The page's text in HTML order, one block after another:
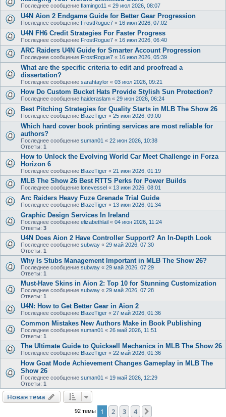
Последнее сообщение flamingo11 « 29 июл 2026, 08:07
U4N Aion 2 Endgame Guide for Better Gear Progression
Последнее сообщение FrostRogue7 « 16 июл 2026, 07:02
U4N FH6 Credit Strategies For Faster Progress
Последнее сообщение FrostRogue7 « 16 июл 2026, 06:40
ARC Raiders U4N Guide for Smarter Account Progression
Последнее сообщение FrostRogue7 « 16 июл 2026, 05:39
What are the specific criteria to edit and proofread a
dissertation?
Последнее сообщение sarahtaylor « 03 июл 2026, 09:21
How Do Custom Bucket Hats Provide Stylish Sun Protection?
Последнее сообщение haideraslam « 29 июн 2026, 06:24
Best Pitching Strategies for Quality Starts in MLB The Show 26
Последнее сообщение BlazeTiger « 25 июн 2026, 09:00
Which hard cover book printing services are most reliable for
authors?
Последнее сообщение suman01 « 22 июн 2026, 10:38
Ответы: 1
How to Unlock the Evolving World Car Meet Challenge in Forza
Horizon 6
Последнее сообщение BlazeTiger « 21 июн 2026, 01:19
MLB The Show 26 Best RTTS Perks for Power Builds
Последнее сообщение lonevessel « 13 июн 2026, 08:01
Arc Raiders Heavy Fuze Grenade Trial Guide
Последнее сообщение BlazeTiger « 13 июн 2026, 01:34
Graphic Design Services In Ireland
Последнее сообщение elizabethlail « 04 июн 2026, 11:24
Ответы: 3
U4N Does Aion 2 Have Controller Support? An In‑Depth Look
Последнее сообщение subway « 29 май 2026, 07:30
Ответы: 1
Why Is Stubs Management Important in MLB The Show 26?
Последнее сообщение subway « 29 май 2026, 07:29
Ответы: 1
Must-Have Skins in Aion 2: Top 10 for Stunning Customization
Последнее сообщение subway « 29 май 2026, 07:28
Ответы: 1
U4N: How to Get Better Gear in Aion 2
Последнее сообщение BlazeTiger « 27 май 2026, 01:36
Common Mistakes New Authors Make in Book Publishing
Последнее сообщение suman01 « 26 май 2026, 11:51
Ответы: 1
The Ultimate Guide to Quicksell Mechanics in MLB The Show 26
Последнее сообщение BlazeTiger « 22 май 2026, 01:36
How Goat Mode Achievement Changes Gameplay in MLB The
Show 26
Последнее сообщение suman01 « 19 май 2026, 12:29
Ответы: 1
Новая тема
92 темы 1 2 3 4